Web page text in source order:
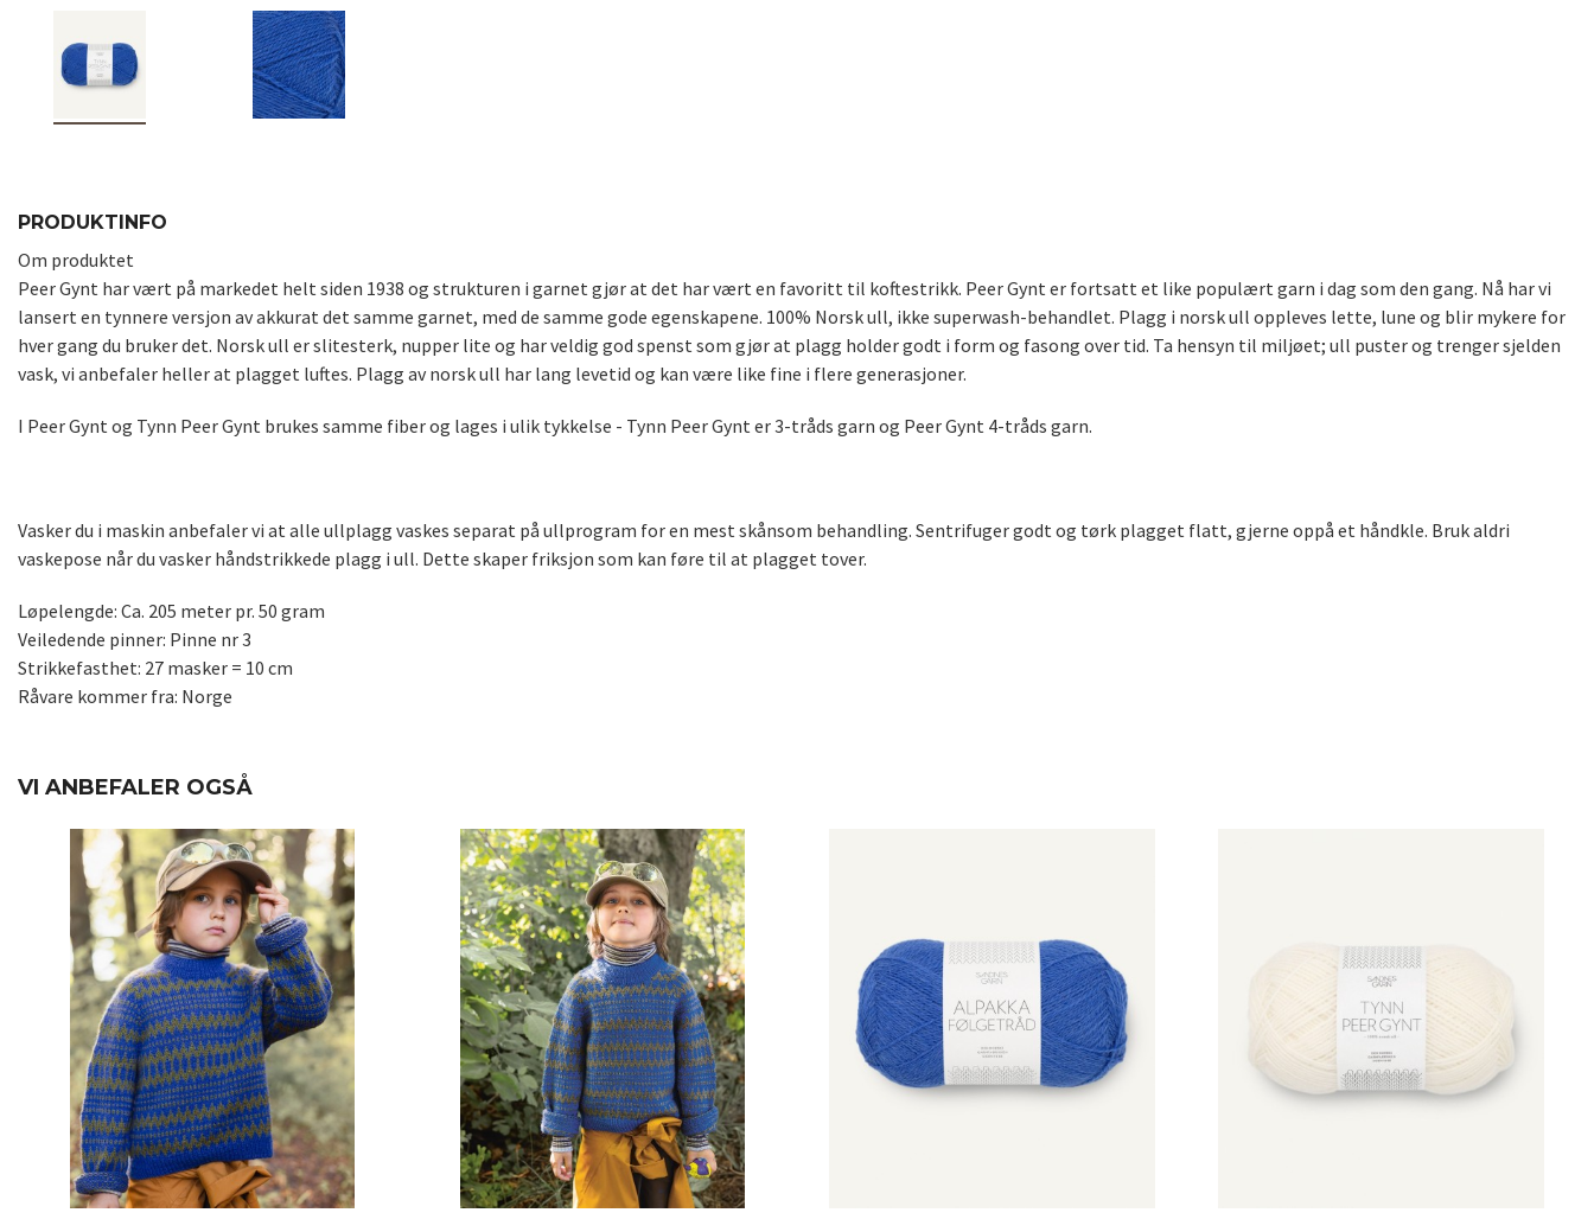
PRODUKTINFO
Om produktet
Peer Gynt har vært på markedet helt siden 1938 og strukturen i garnet gjør at det har vært en favoritt til koftestrikk. Peer Gynt er fortsatt et like populært garn i dag som den gang. Nå har vi
lansert en tynnere versjon av akkurat det samme garnet, med de samme gode egenskapene. 100% Norsk ull, ikke superwash-behandlet. Plagg i norsk ull oppleves lette, lune og blir mykere for
hver gang du bruker det. Norsk ull er slitesterk, nupper lite og har veldig god spenst som gjør at plagg holder godt i form og fasong over tid. Ta hensyn til miljøet; ull puster og trenger sjelden
vask, vi anbefaler heller at plagget luftes. Plagg av norsk ull har lang levetid og kan være like fine i flere generasjoner.
I Peer Gynt og Tynn Peer Gynt brukes samme fiber og lages i ulik tykkelse - Tynn Peer Gynt er 3-tråds garn og Peer Gynt 4-tråds garn.
Vasker du i maskin anbefaler vi at alle ullplagg vaskes separat på ullprogram for en mest skånsom behandling. Sentrifuger godt og tørk plagget flatt, gjerne oppå et håndkle. Bruk aldri
vaskepose når du vasker håndstrikkede plagg i ull. Dette skaper friksjon som kan føre til at plagget tover.
Løpelengde: Ca. 205 meter pr. 50 gram
Veiledende pinner: Pinne nr 3
Strikkefasthet: 27 masker = 10 cm
Råvare kommer fra: Norge
VI ANBEFALER OGSÅ